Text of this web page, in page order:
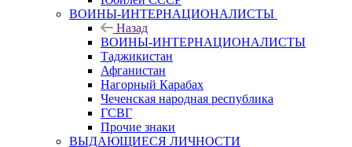
ВОИНЫ-ИНТЕРНАЦИОНАЛИСТЫ
Назад
ВОИНЫ-ИНТЕРНАЦИОНАЛИСТЫ
Таджикистан
Афганистан
Нагорный Карабах
Чеченская народная республика
ГСВГ
Прочие знаки
ВЫДАЮЩИЕСЯ ЛИЧНОСТИ